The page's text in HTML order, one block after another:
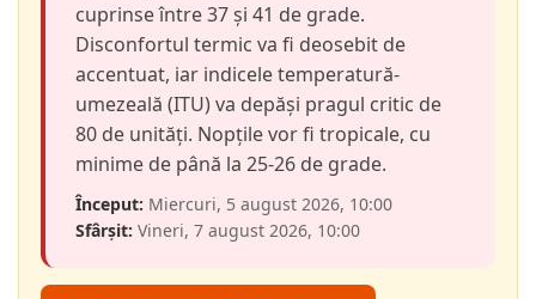
cuprinse între 37 și 41 de grade.
Disconfortul termic va fi deosebit de
accentuat, iar indicele temperatură-
umezeală (ITU) va depăși pragul critic de
80 de unități. Nopțile vor fi tropicale, cu
minime de până la 25-26 de grade.
Început: Miercuri, 5 august 2026, 10:00
Sfârșit: Vineri, 7 august 2026, 10:00